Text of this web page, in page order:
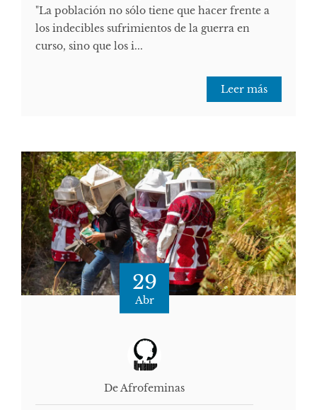
"La población no sólo tiene que hacer frente a
los indecibles sufrimientos de la guerra en
curso, sino que los i...
Leer más
29
Abr
De Afrofeminas